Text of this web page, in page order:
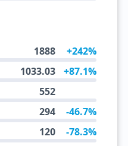
1888 +242%
1033.03 +87.1%
552
294 -46.7%
120 -78.3%